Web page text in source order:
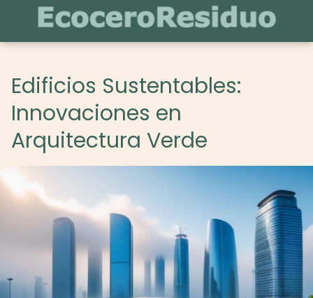
Edificios Sustentables:
Innovaciones en
Arquitectura Verde